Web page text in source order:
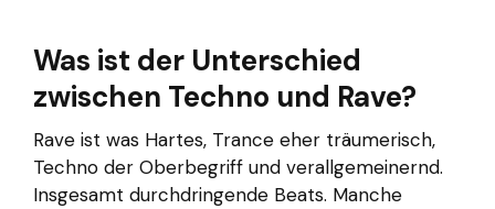
Was ist der Unterschied
zwischen Techno und Rave?
Rave ist was Hartes, Trance eher träumerisch,
Techno der Oberbegriff und verallgemeinernd.
Insgesamt durchdringende Beats. Manche